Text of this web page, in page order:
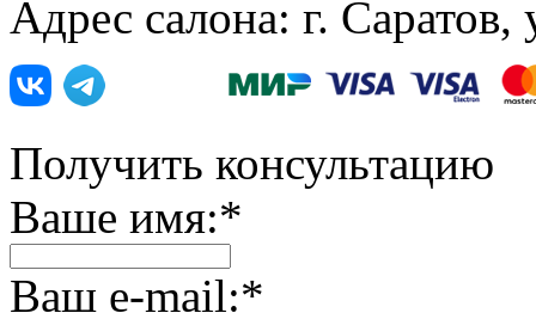
Адрес салона: г. Саратов,
Получить консультацию
Ваше имя:*
Ваш e-mail:*